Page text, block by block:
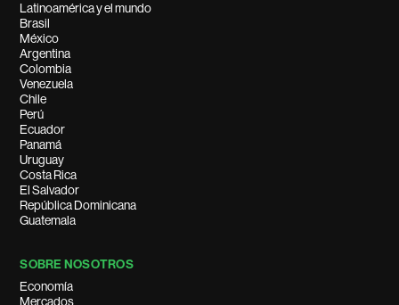
Latinoamérica y el mundo
Brasil
México
Argentina
Colombia
Venezuela
Chile
Perú
Ecuador
Panamá
Uruguay
Costa Rica
El Salvador
República Dominicana
Guatemala
SOBRE NOSOTROS
Economía
Mercados